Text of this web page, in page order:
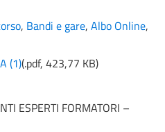
, Bandi e gare, Albo Online,
(1)(.pdf, 423,77 KB)
ESPERTI FORMATORI –